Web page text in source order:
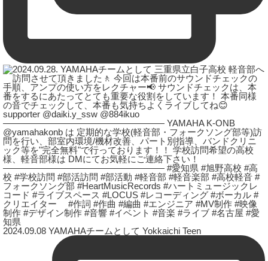
2024.09.08 YAMAHAチームとして Yokkaichi Teen